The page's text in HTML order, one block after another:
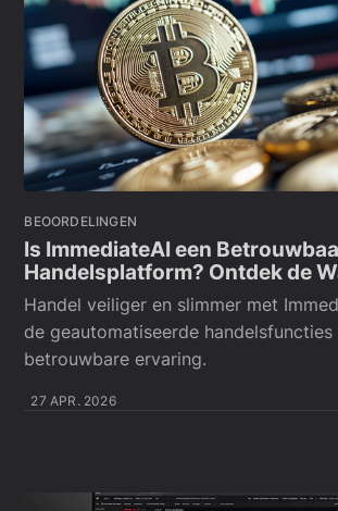
BEOORDELINGEN
Is ImmediateAI een
Handelsplatform? Ontdek de
Handel veiliger en slimmer met
de geautomatiseerde handelsfuncties
betrouwbare ervaring.
27 APR. 2026